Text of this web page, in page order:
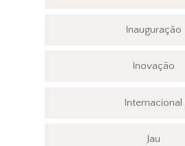
Inauguração
Inovação
Internacional
Jau